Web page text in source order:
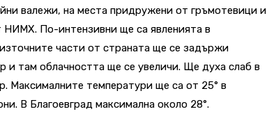
валежи, на места придружени от гръмотевици и
НИМХ. По-интензивни ще са явленията в
части от страната ще се задържи
и там облачността ще се увеличи. Ще духа слаб в
Максималните температури ще са от 25° в
В Благоевград максимална около 28°.